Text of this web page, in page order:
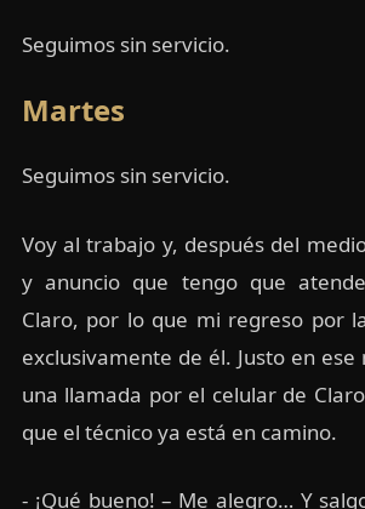
Seguimos sin servicio.
Martes
Seguimos sin servicio.
Voy al trabajo y, después del
y anuncio que tengo que
Claro, por lo que mi regreso por
exclusivamente de él. Justo en
una llamada por el celular de
que el técnico ya está en camino.
- ¡Qué bueno! – Me alegro… Y